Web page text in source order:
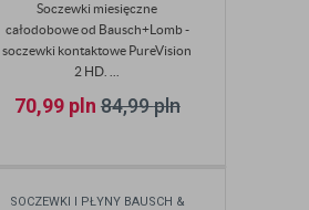
Soczewki miesięczne
całodobowe od Bausch+Lomb -
soczewki kontaktowe PureVision
2 HD. ...
70,99 pln 84,99pln
SOCZEWKI I PŁYNY BAUSCH &